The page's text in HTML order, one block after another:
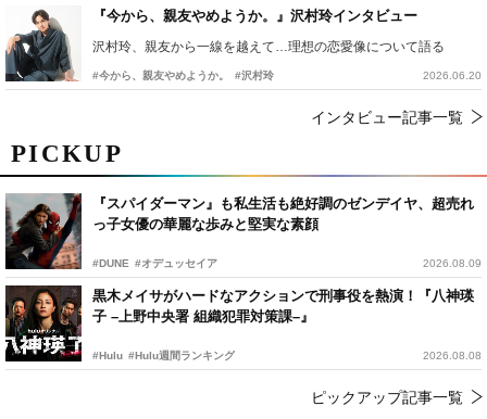
PICKUP
『スパイダーマン』も私生活も絶好調のゼンデイヤ、超売れ
っ子女優の華麗な歩みと堅実な素顔
#DUNE #オデュッセイア 2026.08.09
黒木メイサがハードなアクションで刑事役を熱演！『八神瑛
子 –上野中央署 組織犯罪対策課–』
#Hulu #Hulu週間ランキング 2026.08.08
ピックアップ記事一覧
『今から、親友やめようか。』沢村玲インタビュー
沢村玲、親友から一線を越えて…理想の恋愛像について語る
#今から、親友やめようか。 #沢村玲 2026.06.20
インタビュー記事一覧